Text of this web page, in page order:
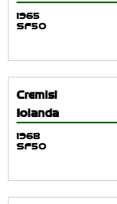
1965
SF50
Cremisi
Iolanda
1968
SF50